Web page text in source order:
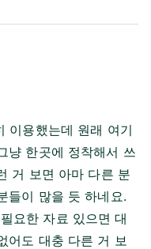
이용했는데 원래 여기
냥 한곳에 정착해서 쓰
거 보면 아마 다른 분
들이 많을 듯 하네요.
요한 자료 있으면 대
어도 대충 다른 거 보